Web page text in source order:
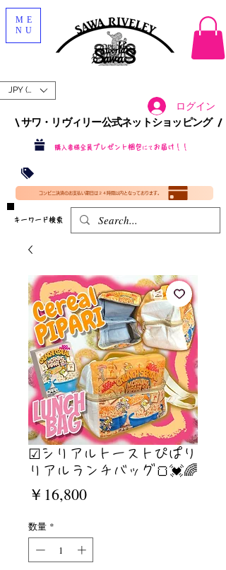
JPY (¥)
ログイン
\ サワ・リヴィリー公式ネットショッピング /​
購入者様全員 プレゼント梱包 にて お届け！！
​(35000円（税込）未満のご購入は全国送料890円（沖縄・北海道除く）（梱包手数料込み）
コンビニ決済のお支払い期日は２４時間以内となっております。
​キーワード検索
ME
NU
☑︎シリアルトーストぴぱり
リアルランチバッグ🍞💓🌈
￥16,800価
数量 *